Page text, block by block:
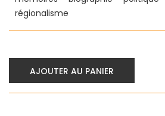
régionalisme
AJOUTER AU PANIER